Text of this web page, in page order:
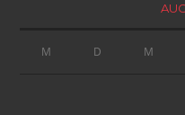
M D M